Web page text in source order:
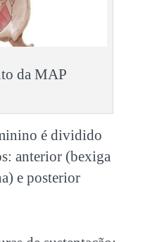
da MAP
é dividido
anterior (bexiga
e posterior